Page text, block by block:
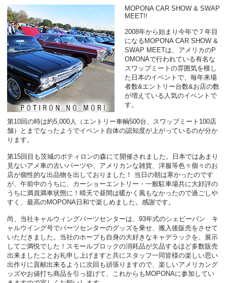
MOPONA CAR SHOW & SWAP
MEET!!
2008年から始まり今年で７年目
になるMOPONA CAR SHOW &
SWAP MEETは、アメリカのP
OMONAで行われている有名な
スワップミートの雰囲気を模し
た日本のイベントで、毎年来場
者数&エントリー台数&お店の数
が増えている人気のイベントで
す。
第10回の時は約5,000人（エントリー車輌500台、スワップミート100店
舗）とまでなったようでイベント自体の認知度が上がっているのが分か
ります。
第15回目も茨城のポティロンの森にて開催されました。日本ではあまり
見ないアメ車の古いパーツや、アメリカンな雑貨、洋服等色々個々のお
店が個性的な出品物を出しておりました！ 当日の朝は寒かったのです
が、午前中のうちに、カーショーエントリー・一般駐車場共に大好評の
うちに満員満車状態に！晴天で昼間は暖かく風もなかったので過ごしや
すく、最高のMOPONA日和で楽しめました。感謝です。
尚、当社キャルウィングパーツセンターは、93年式のシェビーバン キ
ャルウイング号でパーツセンターのグッズを乗せ、搬入後販売をさせて
いただきました。当社のホープも自身の大好きなキャデラックを、展示
してご満悦でした！スモールブロックの消耗品が欠品するほど多数販売
出来ましたことお礼申し上げますと共にスタッフ一同皆様の楽しい思い
出作りに貢献出来るように次回も頑張りますので、楽しいアメリカング
ッズやお値打ち商品を引っ提げて、これからもMOPONAに参加してい